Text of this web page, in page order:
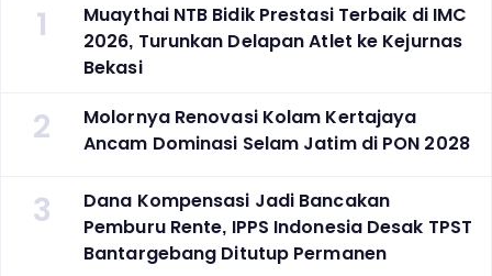
1
Muaythai NTB Bidik Prestasi Terbaik di IMC
2026, Turunkan Delapan Atlet ke Kejurnas
Bekasi
2
Molornya Renovasi Kolam Kertajaya
Ancam Dominasi Selam Jatim di PON 2028
3
Dana Kompensasi Jadi Bancakan
Pemburu Rente, IPPS Indonesia Desak TPST
Bantargebang Ditutup Permanen